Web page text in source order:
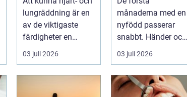
lungräddning är en
av de viktigaste
färdigheter en
människa kan ha.
Varje år dr...
03 juli 2026
månaderna med en
nyfödd passerar
snabbt. Händer och
fötter som är
mindre än någon
kunnat f...
03 juli 2026